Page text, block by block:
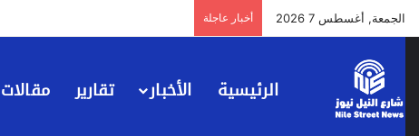
الجمعة, أغسطس 7 2026 أخبار عاجلة
الرئيسية الأخبار تقارير مقالات